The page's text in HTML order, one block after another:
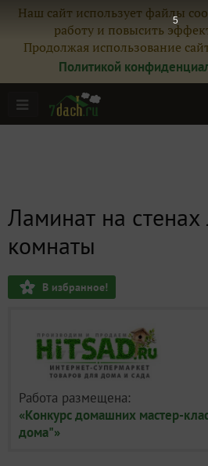
Наш сайт использует файлы
работу и повысить
Продолжая использование
Политикой
Ламинат на стенах
комнаты
В избранное!
Работа размещена:
«Конкурс домашних мастер-
дома"»
4